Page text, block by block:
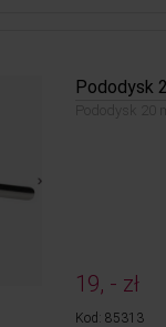
Pododysk
Pododysk 20
19, - zł
Kod: 85313